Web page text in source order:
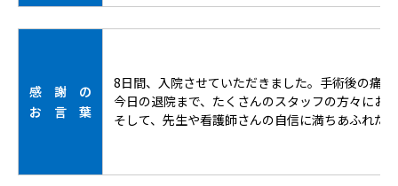
感 謝 の
お 言 葉
8日間、入院させていただきました。手術後の痛
今日の退院まで、たくさんのスタッフの方々にお
そして、先生や看護師さんの自信に満ちあふれた